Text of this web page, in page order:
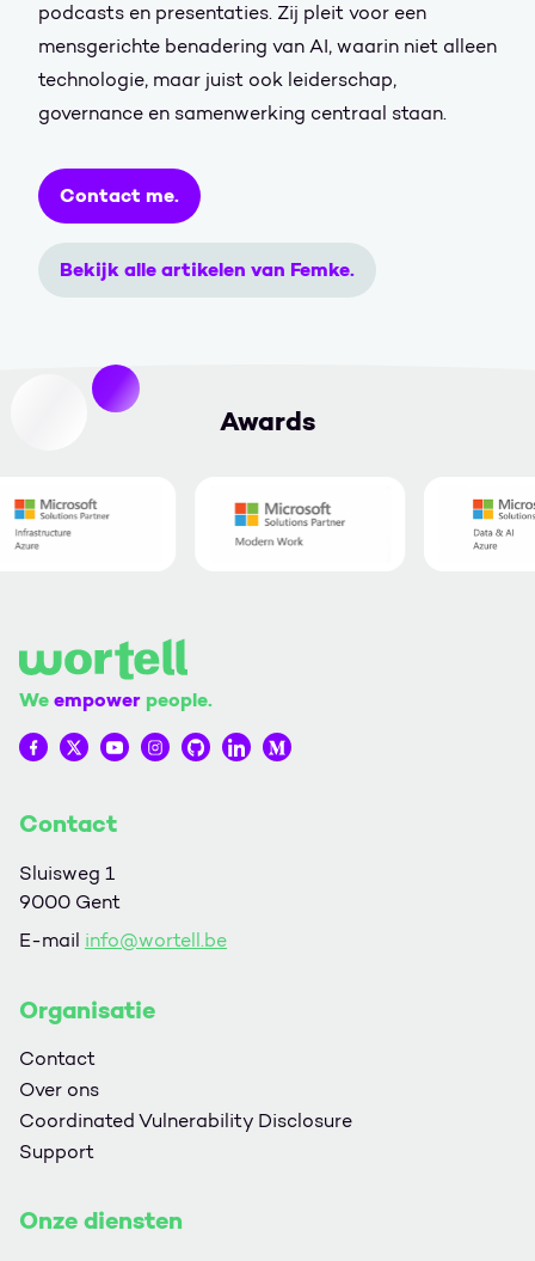
podcasts en presentaties. Zij pleit voor een
mensgerichte benadering van AI, waarin niet alleen
technologie, maar juist ook leiderschap,
governance en samenwerking centraal staan.
Contact me.
Bekijk alle artikelen van Femke.
Awards
Weempower people.
Wortell op Facebook
Wortell op Twitter
Wortell op YouTube
Wortell op Instagram
Wortell op Github
Wortell op LinkedIn
Wortell op Medium
Contact
Sluisweg 1
9000 Gent
E-mail info@wortell.be
Organisatie
Contact
Over ons
Coordinated Vulnerability Disclosure
Support
Onze diensten